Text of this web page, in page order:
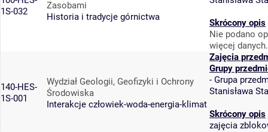
1S-032
Zasobami
Historia i tradycje górnictwa
Skrócony opis
Nie podano
więcej danych.
140-HES-
1S-001
Wydział Geologii, Geofizyki i Ochrony
Środowiska
Interakcje człowiek-woda-energia-klimat
Zajęcia
Grupy
- Grupa
Stanisława
Skrócony opis
zajęcia